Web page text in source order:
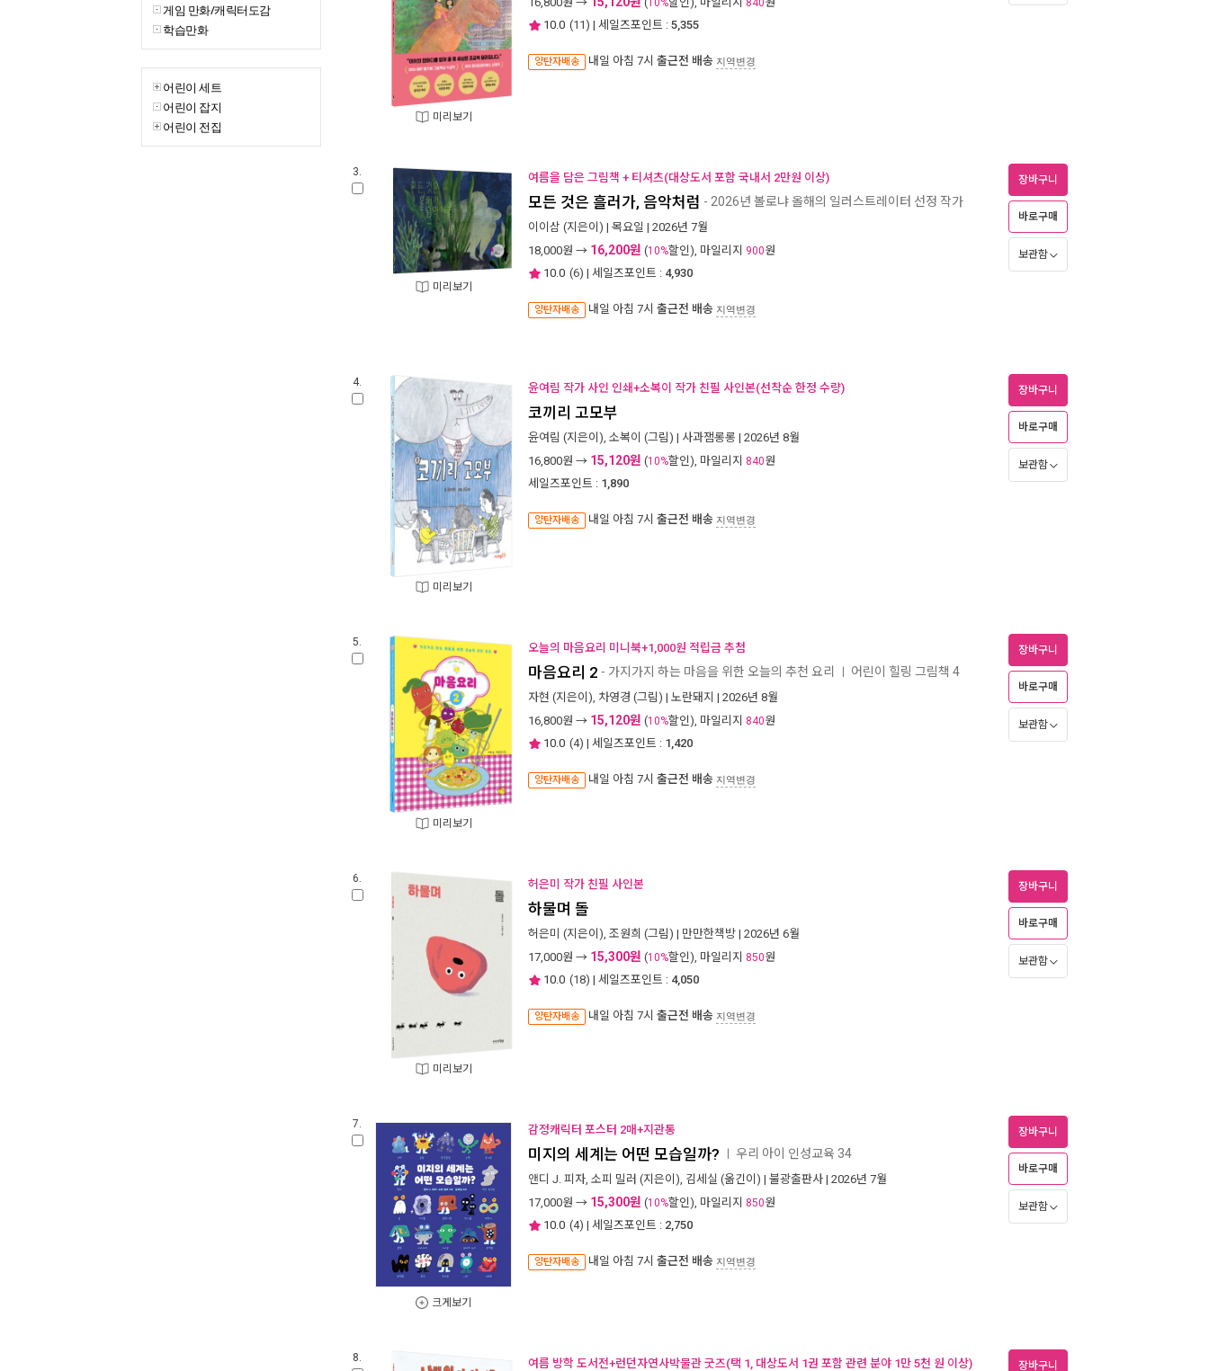
게임 만화/캐릭터도감
학습만화
어린이 세트
어린이 잡지
어린이 전집
미리보기
10% 840
10.0 (11) | 세일즈포인트 : 5,355
양탄자배송 내일 아침 7시 출근전 배송 지역변경
3.
미리보기
여름을 담은 그림책 + 티셔츠(대상도서 포함 국내서 2만원 이상)
모든 것은 흘러가, 음악처럼 - 2026년 볼로냐 올해의 일러스트레이터 선정 작가
이이삼 (지은이) | 목요일 | 2026년 7월
18,000원 → 16,200원 (10%할인), 마일리지 900원
10.0 (6) | 세일즈포인트 : 4,930
양탄자배송 내일 아침 7시 출근전 배송 지역변경
장바구니
바로구매
보관함
4.
미리보기
윤여림 작가 사인 인쇄+소복이 작가 친필 사인본(선착순 한정 수량)
코끼리 고모부
윤여림 (지은이), 소복이 (그림) | 사과잼롱롱 | 2026년 8월
16,800원 → 15,120원 (10%할인), 마일리지 840원
세일즈포인트 : 1,890
양탄자배송 내일 아침 7시 출근전 배송 지역변경
장바구니
바로구매
보관함
5.
미리보기
오늘의 마음요리 미니북+1,000원 적립금 추첨
마음요리 2 - 가지가지 하는 마음을 위한 오늘의 추천 요리 어린이 힐링 그림책 4
자현 (지은이), 차영경 (그림) | 노란돼지 | 2026년 8월
16,800원 → 15,120원 (10%할인), 마일리지 840원
10.0 (4) | 세일즈포인트 : 1,420
양탄자배송 내일 아침 7시 출근전 배송 지역변경
장바구니
바로구매
보관함
6.
미리보기
허은미 작가 친필 사인본
하물며 돌
허은미 (지은이), 조원희 (그림) | 만만한책방 | 2026년 6월
17,000원 → 15,300원 (10%할인), 마일리지 850원
10.0 (18) | 세일즈포인트 : 4,050
양탄자배송 내일 아침 7시 출근전 배송 지역변경
장바구니
바로구매
보관함
7.
크게보기
감정캐릭터 포스터 2매+지관통
미지의 세계는 어떤 모습일까? 우리 아이 인성교육 34
앤디 J. 피자, 소피 밀러 (지은이), 김세실 (옮긴이) | 불광출판사 | 2026년 7월
17,000원 → 15,300원 (10%할인), 마일리지 850원
10.0 (4) | 세일즈포인트 : 2,750
양탄자배송 내일 아침 7시 출근전 배송 지역변경
장바구니
바로구매
보관함
8. 여름 방학 도서전+런던자연사박물관 굿즈(택 1, 대상도서 1권 포함 관련 분야 1만 5천 원 이상) 장바구니